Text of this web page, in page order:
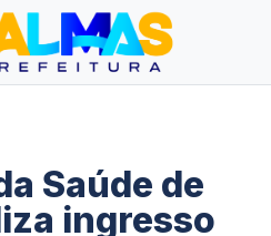
Saúde de
ingresso